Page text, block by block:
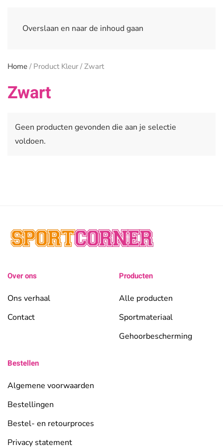
Overslaan en naar de inhoud gaan
Home / Product Kleur / Zwart
Zwart
Geen producten gevonden die aan je selectie
voldoen.
Over ons
Ons verhaal
Contact
Producten
Alle producten
Sportmateriaal
Gehoorbescherming
Bestellen
Algemene voorwaarden
Bestellingen
Bestel- en retourproces
Privacy statement